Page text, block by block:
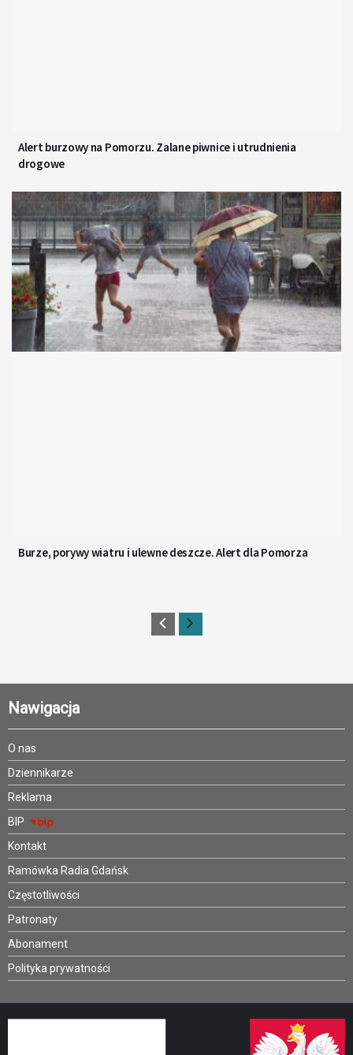
Alert burzowy na Pomorzu. Zalane piwnice i utrudnienia
drogowe
Burze, porywy wiatru i ulewne deszcze. Alert dla Pomorza
Nawigacja
O nas
Dziennikarze
Reklama
BIP
Kontakt
Ramówka Radia Gdańsk
Częstotliwości
Patronaty
Abonament
Polityka prywatności